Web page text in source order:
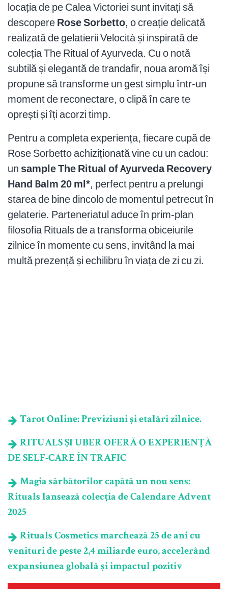
locația de pe Calea Victoriei sunt invitați să
descopere Rose Sorbetto, o creație delicată
realizată de gelatierii Velocità și inspirată de
colecția The Ritual of Ayurveda. Cu o notă
subtilă și elegantă de trandafir, noua aromă își
propune să transforme un gest simplu într-un
moment de reconectare, o clipă în care te
oprești și îți acorzi timp.
Pentru a completa experiența, fiecare cupă de
Rose Sorbetto achiziționată vine cu un cadou:
un sample The Ritual of Ayurveda Recovery
Hand Balm 20 ml*, perfect pentru a prelungi
starea de bine dincolo de momentul petrecut în
gelaterie. Parteneriatul aduce în prim-plan
filosofia Rituals de a transforma obiceiurile
zilnice în momente cu sens, invitând la mai
multă prezență și echilibru în viața de zi cu zi.
Tarot Online: Previziuni și etalări zilnice.
RITUALS ȘI UBER OFERĂ O EXPERIENȚĂ
DE SELF-CARE ÎN TRAFIC
Magia sărbătorilor capătă un nou sens:
Rituals lansează colecția de Calendare Advent
2025
Rituals Cosmetics marchează 25 de ani cu
venituri de peste 2,4 miliarde euro, accelerând
expansiunea globală și impactul pozitiv